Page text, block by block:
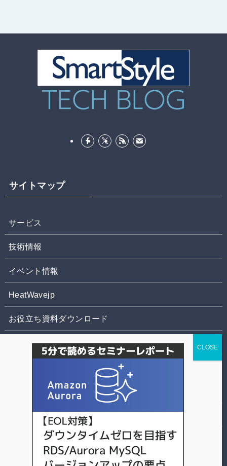
サイトマップ
サービス
技術情報
イベント情報
HeatWavejp
お役立ち資料ダウンロード
お問合せ
株式会社パソナデータ&デザイン
個人情報の取扱いについて